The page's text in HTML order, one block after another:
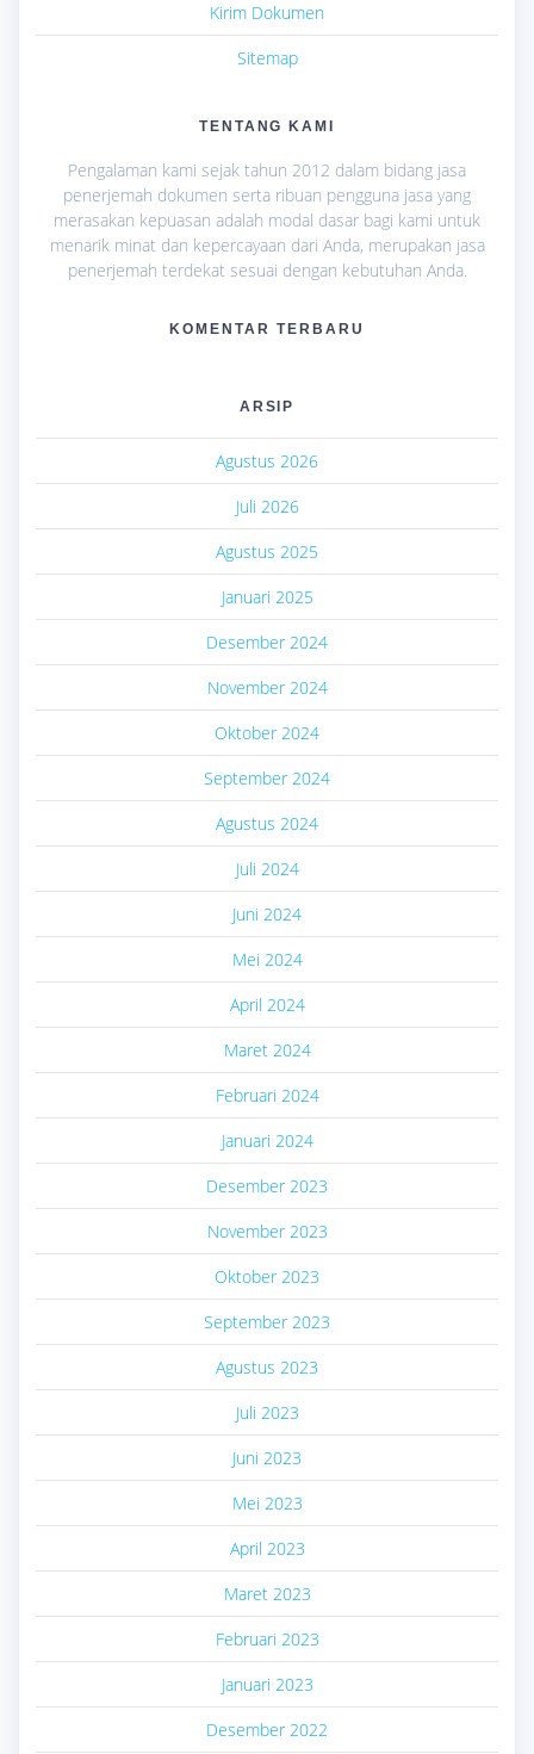
Kirim Dokumen
Sitemap
TENTANG KAMI
Pengalaman kami sejak tahun 2012 dalam bidang jasa
penerjemah dokumen serta ribuan pengguna jasa yang
merasakan kepuasan adalah modal dasar bagi kami untuk
menarik minat dan kepercayaan dari Anda, merupakan jasa
penerjemah terdekat sesuai dengan kebutuhan Anda.
KOMENTAR TERBARU
ARSIP
Agustus 2026
Juli 2026
Agustus 2025
Januari 2025
Desember 2024
November 2024
Oktober 2024
September 2024
Agustus 2024
Juli 2024
Juni 2024
Mei 2024
April 2024
Maret 2024
Februari 2024
Januari 2024
Desember 2023
November 2023
Oktober 2023
September 2023
Agustus 2023
Juli 2023
Juni 2023
Mei 2023
April 2023
Maret 2023
Februari 2023
Januari 2023
Desember 2022